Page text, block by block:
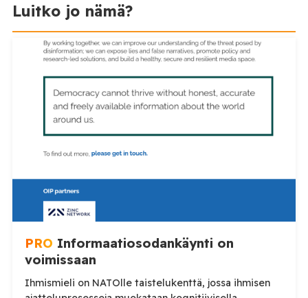
Luitko jo nämä?
PRO Informaatiosodankäynti on
voimissaan
Ihmismieli on NATOlle taistelukenttä, jossa ihmisen